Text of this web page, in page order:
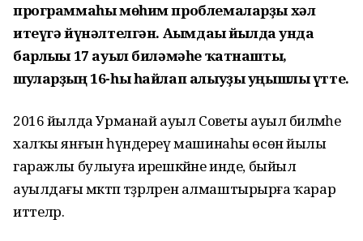
программаһы мөһим проблемаларҙы хәл
итеүгә йүнәлтелгән. Ағымдағы йылда унда
барлығы 17 ауыл биләмәһе ҡатнашты,
шуларҙың 16-һы һайлап алыуҙы уңышлы үтте.
2016 йылда Урманай ауыл Советы ауыл биләмәһе
халҡы янғын һүндереү машинаһы өсөн йылы
гаражлы булыуға ирешкәйне инде, быйыл
ауылдағы мәктәп тәҙрәләрен алмаштырырға ҡарар
иттеләр.